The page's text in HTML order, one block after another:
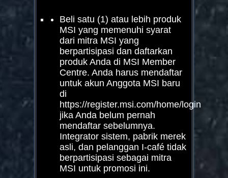
Beli satu (1) atau lebih produk
MSI yang memenuhi syarat
dari mitra MSI yang
berpartisipasi dan daftarkan
produk Anda di MSI Member
Centre. Anda harus mendaftar
untuk akun Anggota MSI baru
di
https://register.msi.com/home/login
jika Anda belum pernah
mendaftar sebelumnya.
Integrator sistem, pabrik merek
asli, dan pelanggan I-café tidak
berpartisipasi sebagai mitra
MSI untuk promosi ini.